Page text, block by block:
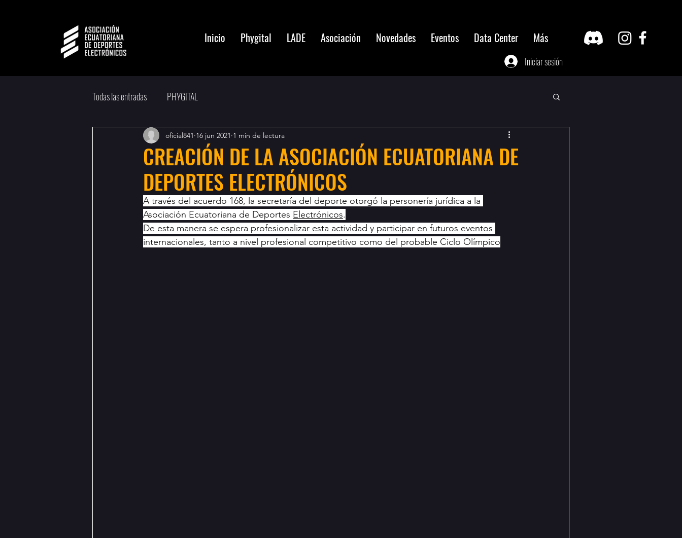
Inicio Phygital LADE Asociación Novedades Eventos Data Center Más
Iniciar sesión
Todas las entradas PHYGITAL
CREACIÓN DE LA ASOCIACIÓN ECUATORIANA DE
DEPORTES ELECTRÓNICOS
oficial841 16 jun 2021 1 min de lectura
A través del acuerdo 168, la secretaría del deporte otorgó la personería jurídica a la
Asociación Ecuatoriana de Deportes Electrónicos.
De esta manera se espera profesionalizar esta actividad y participar en futuros eventos
internacionales, tanto a nivel profesional competitivo como del probable Ciclo Olímpico